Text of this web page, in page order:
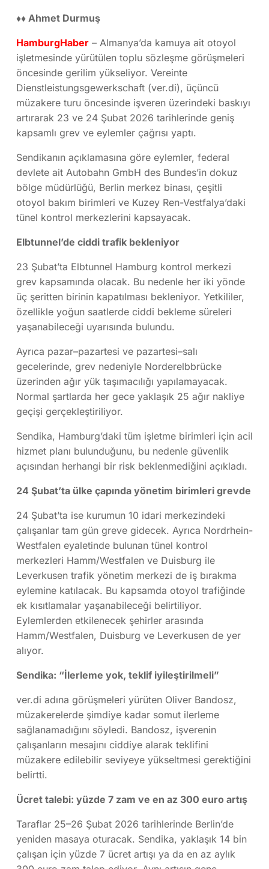
♦♦ Ahmet Durmuş
HamburgHaber – Almanya’da kamuya ait otoyol
işletmesinde yürütülen toplu sözleşme görüşmeleri
öncesinde gerilim yükseliyor. Vereinte
Dienstleistungsgewerkschaft (ver.di), üçüncü
müzakere turu öncesinde işveren üzerindeki baskıyı
artırarak 23 ve 24 Şubat 2026 tarihlerinde geniş
kapsamlı grev ve eylemler çağrısı yaptı.
Sendikanın açıklamasına göre eylemler, federal
devlete ait Autobahn GmbH des Bundes’in dokuz
bölge müdürlüğü, Berlin merkez binası, çeşitli
otoyol bakım birimleri ve Kuzey Ren-Vestfalya’daki
tünel kontrol merkezlerini kapsayacak.
Elbtunnel’de ciddi trafik bekleniyor
23 Şubat’ta Elbtunnel Hamburg kontrol merkezi
grev kapsamında olacak. Bu nedenle her iki yönde
üç şeritten birinin kapatılması bekleniyor. Yetkililer,
özellikle yoğun saatlerde ciddi bekleme süreleri
yaşanabileceği uyarısında bulundu.
Ayrıca pazar–pazartesi ve pazartesi–salı
gecelerinde, grev nedeniyle Norderelbbrücke
üzerinden ağır yük taşımacılığı yapılamayacak.
Normal şartlarda her gece yaklaşık 25 ağır nakliye
geçişi gerçekleştiriliyor.
Sendika, Hamburg’daki tüm işletme birimleri için acil
hizmet planı bulunduğunu, bu nedenle güvenlik
açısından herhangi bir risk beklenmediğini açıkladı.
24 Şubat’ta ülke çapında yönetim birimleri grevde
24 Şubat’ta ise kurumun 10 idari merkezindeki
çalışanlar tam gün greve gidecek. Ayrıca Nordrhein-
Westfalen eyaletinde bulunan tünel kontrol
merkezleri Hamm/Westfalen ve Duisburg ile
Leverkusen trafik yönetim merkezi de iş bırakma
eylemine katılacak. Bu kapsamda otoyol trafiğinde
ek kısıtlamalar yaşanabileceği belirtiliyor.
Eylemlerden etkilenecek şehirler arasında
Hamm/Westfalen, Duisburg ve Leverkusen de yer
alıyor.
Sendika: “İlerleme yok, teklif iyileştirilmeli”
ver.di adına görüşmeleri yürüten Oliver Bandosz,
müzakerelerde şimdiye kadar somut ilerleme
sağlanamadığını söyledi. Bandosz, işverenin
çalışanların mesajını ciddiye alarak teklifini
müzakere edilebilir seviyeye yükseltmesi gerektiğini
belirtti.
Ücret talebi: yüzde 7 zam ve en az 300 euro artış
Taraflar 25–26 Şubat 2026 tarihlerinde Berlin’de
yeniden masaya oturacak. Sendika, yaklaşık 14 bin
çalışan için yüzde 7 ücret artışı ya da en az aylık